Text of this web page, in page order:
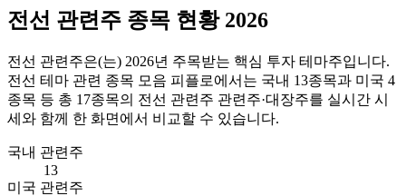
전선 관련주 종목 현황 2026
전선 관련주은(는) 2026년 주목받는 핵심 투자 테마주입니다.
전선 테마 관련 종목 모음 피플로에서는 국내 13종목과 미국 4
종목 등 총 17종목의 전선 관련주 관련주·대장주를 실시간 시
세와 함께 한 화면에서 비교할 수 있습니다.
국내 관련주
13
미국 관련주